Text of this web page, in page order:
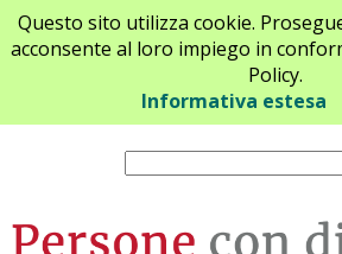
Questo sito utilizza cookie.
acconsente al loro impiego in
Policy.
Informativa estesa
Chi siamo Newsletter